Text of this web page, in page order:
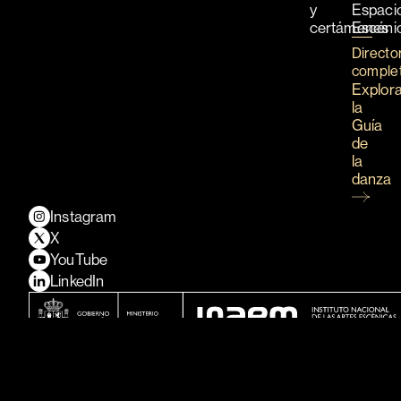
y
certámenes
la
Guía
de
la
danza
Instagram
X
YouTube
LinkedIn